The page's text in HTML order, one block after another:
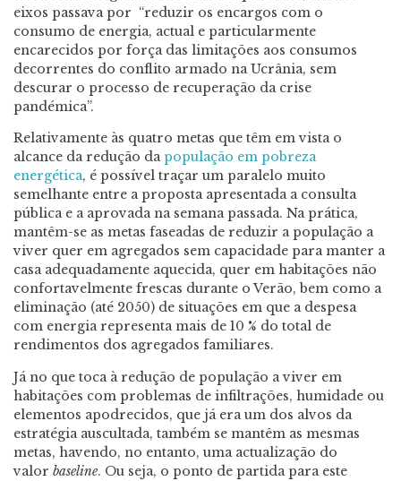
eixos passava por “reduzir os encargos com o
consumo de energia, actual e particularmente
encarecidos por força das limitações aos consumos
decorrentes do conflito armado na Ucrânia, sem
descurar o processo de recuperação da crise
pandémica”.
Relativamente às quatro metas que têm em vista o
alcance da redução dapopulação em pobreza
energética, é possível traçar um paralelo muito
semelhante entre a proposta apresentada a consulta
pública e a aprovada na semana passada. Na prática,
mantêm-se as metas faseadas de reduzir a população a
viver quer em agregados sem capacidade para manter a
casa adequadamente aquecida, quer em habitações não
confortavelmente frescas durante o Verão, bem como a
eliminação (até 2050) de situações em que a despesa
com energia representa mais de 10 % do total de
rendimentos dos agregados familiares.
Já no que toca à redução de população a viver em
habitações com problemas de infiltrações, humidade ou
elementos apodrecidos, que já era um dos alvos da
estratégia auscultada, também se mantêm as mesmas
metas, havendo, no entanto, uma actualização do
valor baseline. Ou seja, o ponto de partida para este